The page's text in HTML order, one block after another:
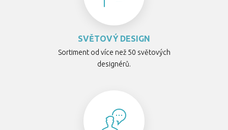
SVĚTOVÝ DESIGN
Sortiment od více než 50 světových
designérů.